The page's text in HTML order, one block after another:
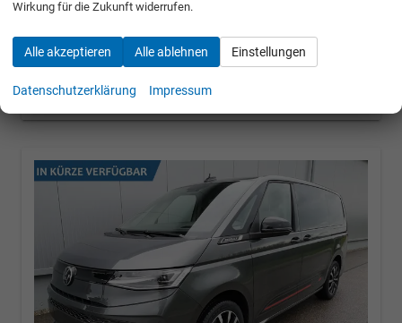
50.480,– €
incl. 19% MwSt.
Wirkung für die Zukunft widerrufen.
Alle akzeptieren Alle ablehnen Einstellungen
Datenschutzerklärung Impressum